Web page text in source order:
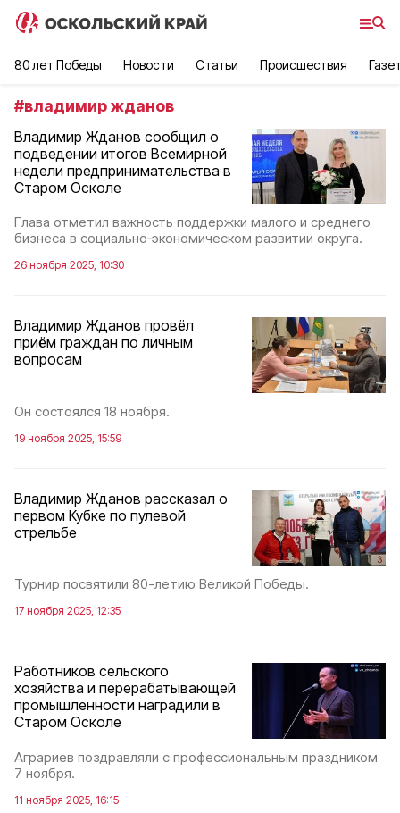
80 лет Победы Новости Статьи Происшествия
#владимир жданов
Владимир Жданов сообщил о
подведении итогов Всемирной
недели предпринимательства в
Старом Осколе
Глава отметил важность поддержки малого и среднего
бизнеса в социально‑экономическом развитии округа.
26 ноября 2025, 10:30
Владимир Жданов провёл
приём граждан по личным
вопросам
Он состоялся 18 ноября.
19 ноября 2025, 15:59
Владимир Жданов рассказал о
первом Кубке по пулевой
стрельбе
Турнир посвятили 80-летию Великой Победы.
17 ноября 2025, 12:35
Работников сельского
хозяйства и перерабатывающей
промышленности наградили в
Старом Осколе
Аграриев поздравляли с профессиональным праздником
7 ноября.
11 ноября 2025, 16:15